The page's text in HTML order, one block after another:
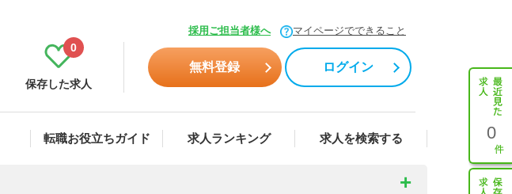
採用ご担当者様へ マイページでできること
保存した求人
0
無料登録 ログイン
転職お役立ちガイド 求人ランキング 求人を検索する 0